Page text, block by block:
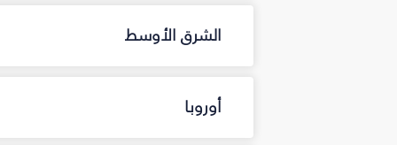
الشرق الأوسط
أوروبا